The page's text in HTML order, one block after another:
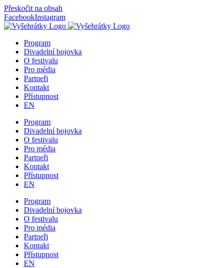
Přeskočit na obsah
FacebookInstagram
Program
Divadelní bojovka
O festivalu
Pro média
Partneři
Kontakt
Přístupnost
EN
Program
Divadelní bojovka
O festivalu
Pro média
Partneři
Kontakt
Přístupnost
EN
Program
Divadelní bojovka
O festivalu
Pro média
Partneři
Kontakt
Přístupnost
EN